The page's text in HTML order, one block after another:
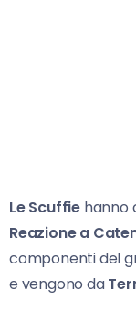
Le Scuffie hanno
Reazione a
componenti del
e vengono da